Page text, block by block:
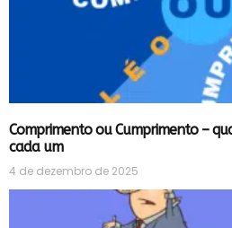
Comprimento ou Cumprimento –
cada um
4 de dezembro de 2025